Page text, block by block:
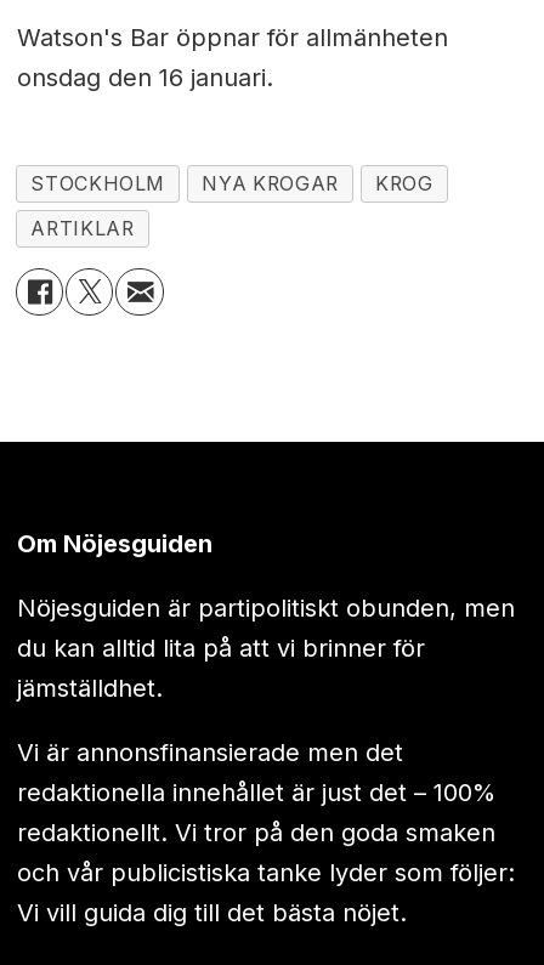
Watson's Bar öppnar för allmänheten
onsdag den 16 januari.
STOCKHOLM NYA KROGAR
KROG
ARTIKLAR
Om Nöjesguiden
Nöjesguiden är partipolitiskt obunden, men
du kan alltid lita på att vi brinner för
jämställdhet.
Vi är annonsfinansierade men det
redaktionella innehållet är just det – 100%
redaktionellt. Vi tror på den goda smaken
och vår publicistiska tanke lyder som följer:
Vi vill guida dig till det bästa nöjet.